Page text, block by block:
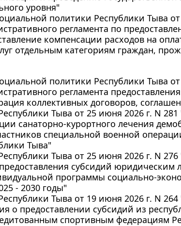
уровня"
политики Республики Тыва
регламента по
компенсации расходов на
отдельным категориям граждан,
политики Республики Тыва
регламента предоставления
коллективных договоров,
Тыва от 25 июня 2026 г. N
санаторно-курортного лечения
специальной военной
Тыва"
Тыва от 25 июня 2026 г. N
субсидий юридическим
программы социально-
- 2030 годы"
Тыва от 19 июня 2026 г. N
о предоставлении субсидий из
спортивным федерациям